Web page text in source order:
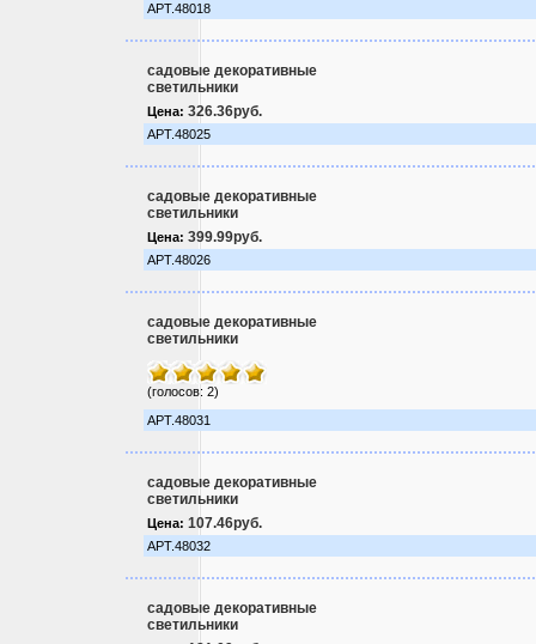
АРТ.48018
садовые декоративные
светильники
Цена: 326.36руб.
АРТ.48025
садовые декоративные
светильники
Цена: 399.99руб.
АРТ.48026
садовые декоративные
светильники
(голосов: 2)
АРТ.48031
садовые декоративные
светильники
Цена: 107.46руб.
АРТ.48032
садовые декоративные
светильники